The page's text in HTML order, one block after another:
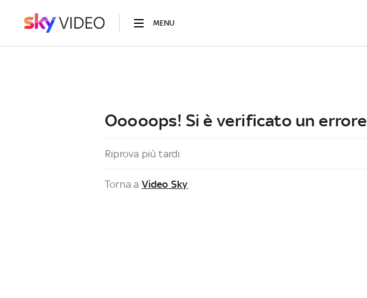
MENU
Ooooops! Si è verificato un errore
Riprova più tardi
Torna a Video Sky